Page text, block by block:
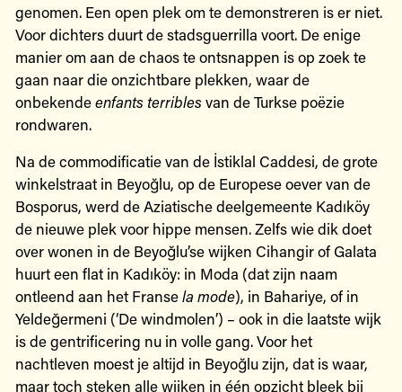
genomen. Een open plek om te demonstreren is er niet.
Voor dichters duurt de stadsguerrilla voort. De enige
manier om aan de chaos te ontsnappen is op zoek te
gaan naar die onzichtbare plekken, waar de
onbekendeenfants terribles van de Turkse poëzie
rondwaren.
Na de commodificatie van de İstiklal Caddesi, de grote
winkelstraat in Beyoğlu, op de Europese oever van de
Bosporus, werd de Aziatische deelgemeente Kadıköy
de nieuwe plek voor hippe mensen. Zelfs wie dik doet
over wonen in de Beyoğlu’se wijken Cihangir of Galata
huurt een flat in Kadıköy: in Moda (dat zijn naam
ontleend aan het Fransela mode), in Bahariye, of in
Yeldeğermeni (‘De windmolen’) – ook in die laatste wijk
is de gentrificering nu in volle gang. Voor het
nachtleven moest je altijd in Beyoğlu zijn, dat is waar,
maar toch steken alle wijken in één opzicht bleek bij